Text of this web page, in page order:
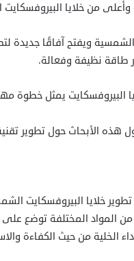
من خلايا
الشمسية ويفتح آفاقًا
طاقة نظيفة وفعالة.
البيروفسكايت يمثل خطوة
هذه الأبحاث حول تطوير
خلايا البيروفسكايت
المواد المختلفة توضع
من حيث الكفاءة